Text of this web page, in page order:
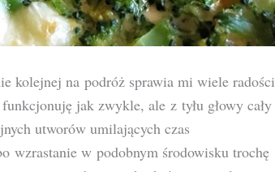
kolejnej na podróż sprawia mi wiele radości
jak zwykle, ale z tyłu głowy cały
utworów umilających czas
wzrastanie w podobnym środowisku trochę